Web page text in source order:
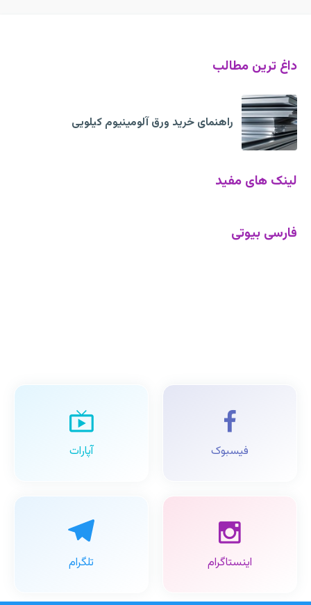
داغ ترین مطالب
راهنمای خرید ورق آلومینیوم کیلویی
لینک های مفید
فارسی بیوتی
فیسبوک آپارات
اینستاگرام تلگرام